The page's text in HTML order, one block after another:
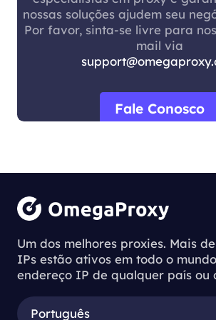
nossas soluções ajudem seu
Por favor, sinta-se livre para
mail via
Fale Conosco
Um dos melhores proxies. Mais
IPs estão ativos em todo o
endereço IP de qualquer país ou
Português